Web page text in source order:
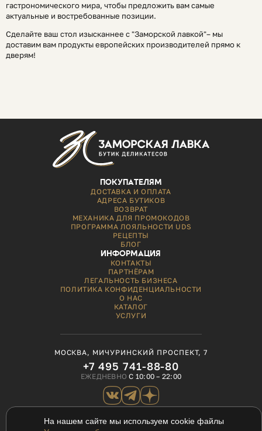
гастрономического мира, чтобы предложить вам самые
актуальные и востребованные позиции.
Сделайте ваш стол изысканнее с "Заморской лавкой"– мы
доставим вам продукты европейских производителей прямо к
дверям!
ПОКУПАТЕЛЯМ
ДОСТАВКА И ОПЛАТА
АДРЕСА БУТИКОВ
ВОЗВРАТ
МЕХАНИКА ДЛЯ ПРОМОКОДОВ
ПРОГРАММА ЛОЯЛЬНОСТИ UDS
РЕЦЕПТЫ
БЛОГ
ИНФОРМАЦИЯ
КОНТАКТЫ
ПАРТНЁРАМ
ЛЕГАЛЬНОСТЬ БИЗНЕСА
ПОЛИТИКА КОНФИДЕНЦИАЛЬНОСТИ
О НАС
КАТАЛОГ
УСЛУГИ
МОСКВА, МИЧУРИНСКИЙ ПРОСПЕКТ, 7
+7 495 741-88-80
ЕЖЕДНЕВНОС 10:00 – 22:00
ОБРАТНАЯ СВЯЗЬ
На нашем сайте мы используем cookie файлы